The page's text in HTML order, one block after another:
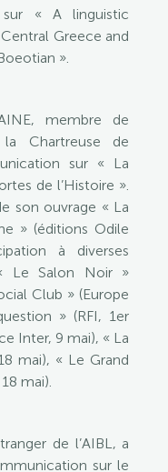
« A linguistic
Greece and
».
membre de
Chartreuse de
sur « La
de l’Histoire ».
son ouvrage « La
» (éditions Odile
à diverses
Le Salon Noir »
Club » (Europe
» (RFI, 1er
Inter, 9 mai), « La
mai), « Le Grand
mai).
de l’AIBL, a
sur le